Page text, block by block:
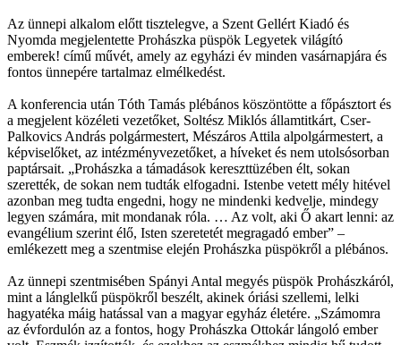
Az ünnepi alkalom előtt tisztelegve, a Szent Gellért Kiadó és
Nyomda megjelentette Prohászka püspök Legyetek világító
emberek! című művét, amely az egyházi év minden vasárnapjára és
fontos ünnepére tartalmaz elmélkedést.
A konferencia után Tóth Tamás plébános köszöntötte a főpásztort és
a megjelent közéleti vezetőket, Soltész Miklós államtitkárt, Cser-
Palkovics András polgármestert, Mészáros Attila alpolgármestert, a
képviselőket, az intézményvezetőket, a híveket és nem utolsósorban
paptársait. „Prohászka a támadások kereszttüzében élt, sokan
szerették, de sokan nem tudták elfogadni. Istenbe vetett mély hitével
azonban meg tudta engedni, hogy ne mindenki kedvelje, mindegy
legyen számára, mit mondanak róla. … Az volt, aki Ő akart lenni: az
evangélium szerint élő, Isten szeretetét megragadó ember” –
emlékezett meg a szentmise elején Prohászka püspökről a plébános.
Az ünnepi szentmisében Spányi Antal megyés püspök Prohászkáról,
mint a lánglelkű püspökről beszélt, akinek óriási szellemi, lelki
hagyatéka máig hatással van a magyar egyház életére. „Számomra
az évfordulón az a fontos, hogy Prohászka Ottokár lángoló ember